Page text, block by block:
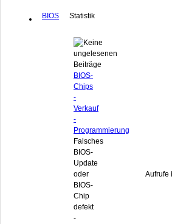
BIOS Statistik
BIOS-
Chips
-
Verkauf
-
Programmierung
Falsches
BIOS-
Update
oder
BIOS-
Chip
defekt
-
Aufrufe